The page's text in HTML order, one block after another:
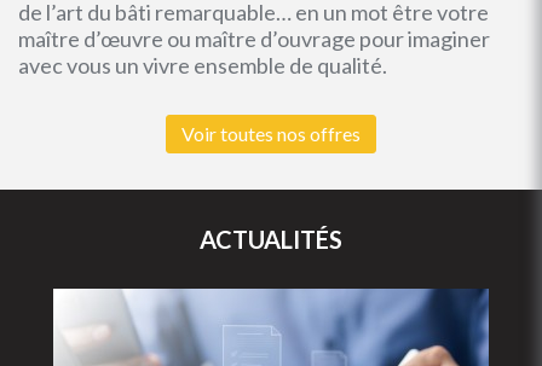
de l’art du bâti remarquable… en un mot être votre
maître d’œuvre ou maître d’ouvrage pour imaginer
avec vous un vivre ensemble de qualité.
Voir toutes nos offres
ACTUALITÉS